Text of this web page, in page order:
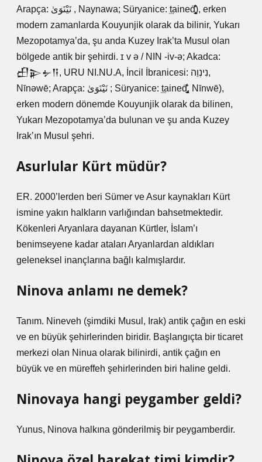
Arapça: نَيْنَوَىٰ , Naynawa; Süryanice: ͢taineḋ̢̝̼̼̼̘̹̇̐), erken
modern zamanlarda Kouyunjik olarak da bilinir, Yukarı
Mezopotamya’da, şu anda Kuzey Irak’ta Musul olan
bölgede antik bir şehirdi. ɪ v ə / NIN -iv-ə; Akadca:
𒌷𒉌𒉡𒀀, URU NI.NU.A, İncil İbranicesi: נִינְוֵה,
Nīnəwē; Arapça: نَيْنَوَىٰ ; Süryanice: ͢taineḋ̢̝̼̼̼̘̹̇̐, Nīnwē),
erken modern dönemde Kouyunjik olarak da bilinen,
Yukarı Mezopotamya’da bulunan ve şu anda Kuzey
Irak’ın Musul şehri.
Asurlular Kürt müdür?
ER. 2000’lerden beri Sümer ve Asur kaynakları Kürt
ismine yakın halkların varlığından bahsetmektedir.
Kökenleri Aryanlara dayanan Kürtler, İslam’ı
benimseyene kadar ataları Aryanlardan aldıkları
geleneksel inançlarına bağlı kalmışlardır.
Ninova anlamı ne demek?
Tanım. Nineveh (şimdiki Musul, Irak) antik çağın en eski
ve en büyük şehirlerinden biridir. Başlangıçta bir ticaret
merkezi olan Ninua olarak bilinirdi, antik çağın en
büyük ve en müreffeh şehirlerinden biri haline geldi.
Ninovaya hangi peygamber geldi?
Yunus, Ninova halkına gönderilmiş bir peygamberdir.